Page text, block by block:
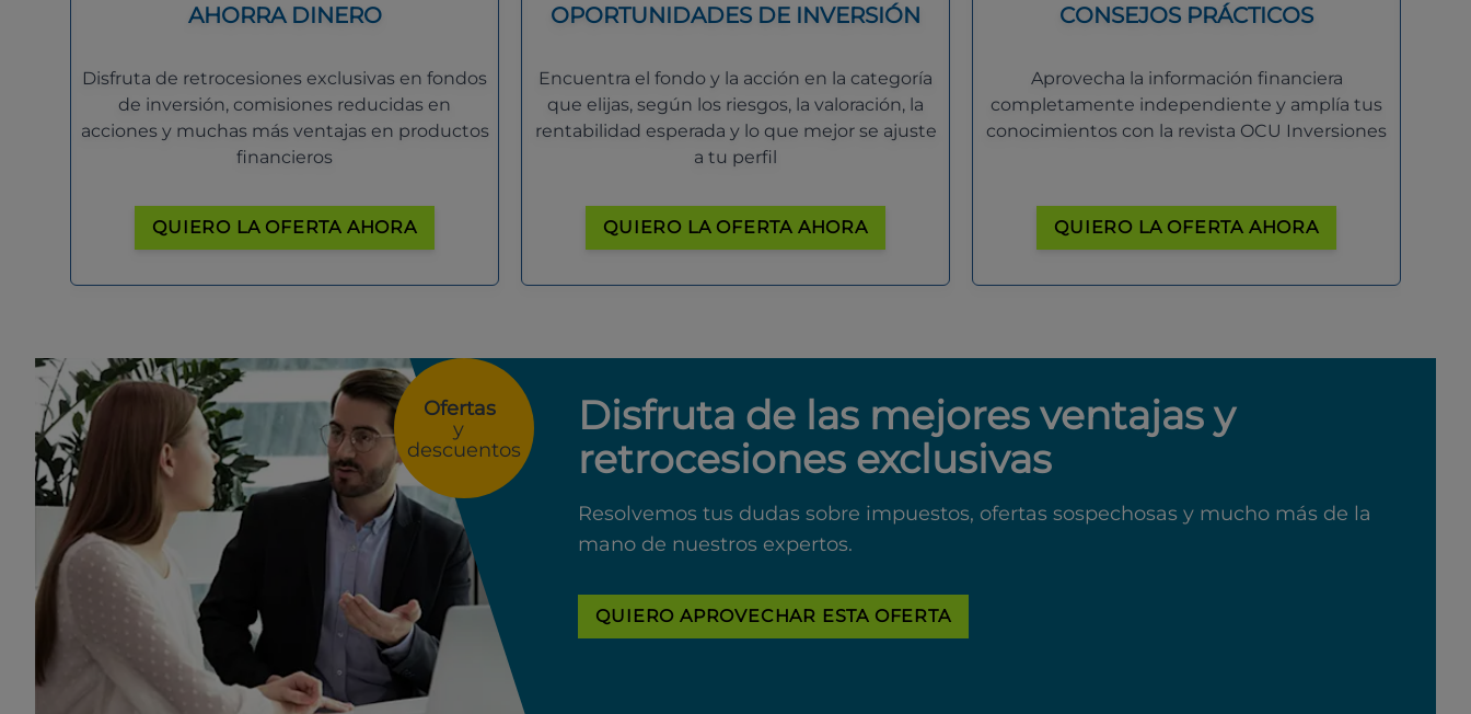
AHORRA DINERO
Disfruta de retrocesiones exclusivas en fondos
de inversión, comisiones reducidas en
acciones y muchas más ventajas en productos
financieros
QUIERO LA OFERTA AHORA
OPORTUNIDADES DE INVERSIÓN
Encuentra el fondo y la acción en la categoría
que elijas, según los riesgos, la valoración, la
rentabilidad esperada y lo que mejor se ajuste
a tu perfil
QUIERO LA OFERTA AHORA
CONSEJOS PRÁCTICOS
Aprovecha la información financiera
completamente independiente y amplía tus
conocimientos con la revista OCU Inversiones
QUIERO LA OFERTA AHORA
Ofertas
y
descuentos
Disfruta de las mejores ventajas y
retrocesiones exclusivas
Resolvemos tus dudas sobre impuestos, ofertas sospechosas y mucho más de la
mano de nuestros expertos.
QUIERO APROVECHAR ESTA OFERTA